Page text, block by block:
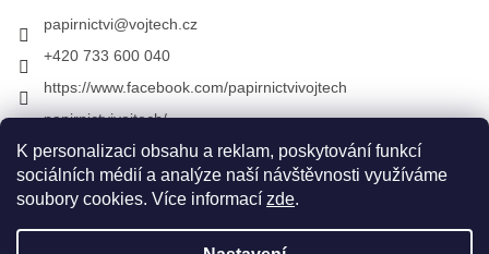
K personalizaci obsahu a reklam, poskytování funkcí
sociálních médií a analýze naší návštěvnosti využíváme
soubory cookies. Více informací zde.
papirnictvi@vojtech.cz
+420 733 600 040
https://www.facebook.com/papirnictvivojtech
papirnictvivojtech/
+420 733 600 040
Vytvořil Shoptet&